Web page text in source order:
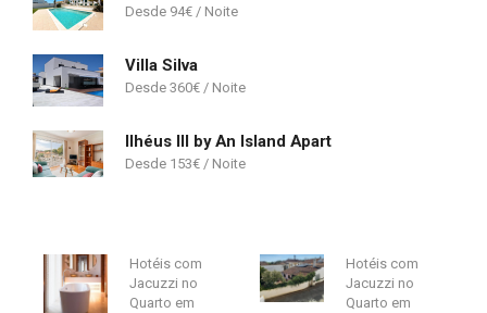
94€
Villa Silva
360€
Ilhéus III by An Island Apart
153€
Hotéis com
Jacuzzi no
Quarto em
Hotéis com
Jacuzzi no
Quarto em